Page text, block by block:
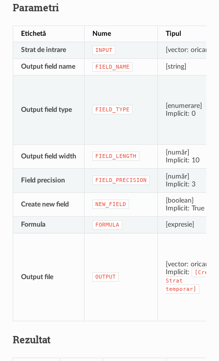
Parametri
Etichetă Nume Tipul
Strat de intrare INPUT [vector: oricare]
Output field name FIELD_NAME [string]
Output field type FIELD_TYPE
[enumerare]
Implicit: 0
Output field width FIELD_LENGTH
[număr]
Implicit: 10
Field precision FIELD_PRECISION
[număr]
Implicit: 3
Create new field NEW_FIELD
[boolean]
Implicit: True
Formula FORMULA [expresie]
Output file OUTPUT
[vector: oricare]
Implicit:
[Creare
Strat
temporar]
Rezultat